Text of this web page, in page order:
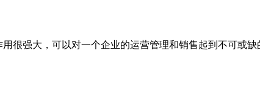
很强大，可以对一个企业的运营管理和销售起到不可或